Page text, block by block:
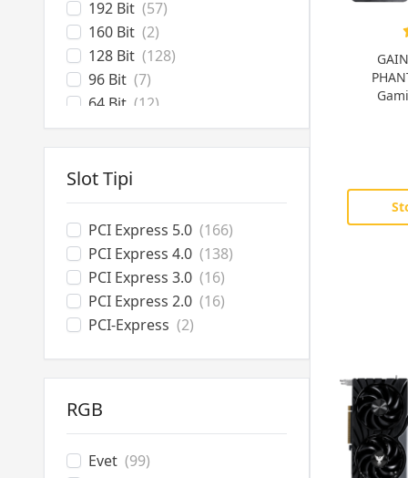
RX 7700 XT
RX 7600 XT (4)
RX 7600
RX 6650 XT
RX 580
RX 550 (6)
R5 230 (2)
R5 220 (3)
Arc B580 (4)
Arc A770 (1)
Arc A580 (1)
Arc B570 (2)
192 Bit (57)
160 Bit (2)
128 Bit (128)
96 Bit (7)
64 Bit (12)
Slot Tipi
PCI Express 5.0 (166)
PCI Express 4.0 (138)
PCI Express 3.0 (16)
PCI Express 2.0 (16)
PCI-Express (2)
RGB
Evet (99)